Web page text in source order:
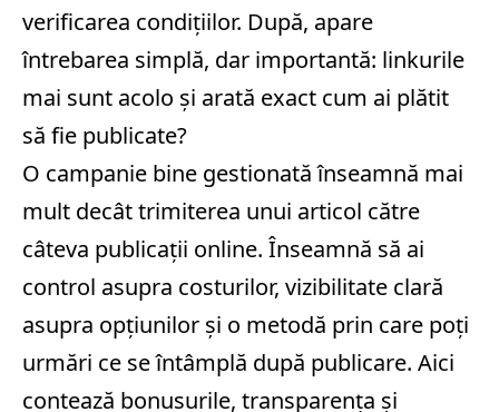
verificarea condițiilor. După, apare
întrebarea simplă, dar importantă: linkurile
mai sunt acolo și arată exact cum ai plătit
să fie publicate?
O campanie bine gestionată înseamnă mai
mult decât trimiterea unui articol către
câteva publicații online. Înseamnă să ai
control asupra costurilor, vizibilitate clară
asupra opțiunilor și o metodă prin care poți
urmări ce se întâmplă după publicare. Aici
contează bonusurile, transparența și